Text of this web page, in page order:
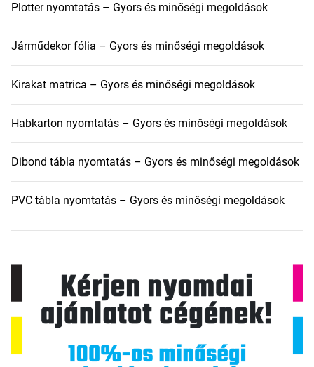
Plotter nyomtatás – Gyors és minőségi megoldások
Járműdekor fólia – Gyors és minőségi megoldások
Kirakat matrica – Gyors és minőségi megoldások
Habkarton nyomtatás – Gyors és minőségi megoldások
Dibond tábla nyomtatás – Gyors és minőségi megoldások
PVC tábla nyomtatás – Gyors és minőségi megoldások